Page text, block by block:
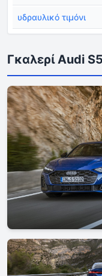
υδραυλικό τιμόνι
Γκαλερί Audi